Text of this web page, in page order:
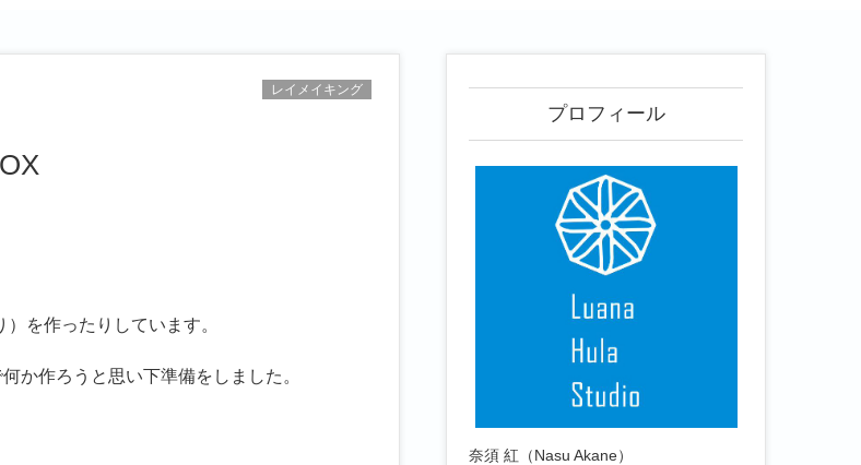
レイメイキング
を作ったりしています。
か作ろうと思い下準備をしました。
プロフィール
奈須 紅（Nasu Akane）